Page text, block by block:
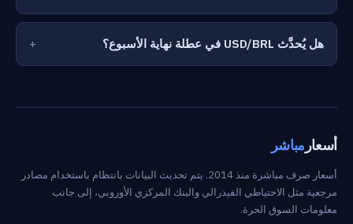
هل يُحدَّث USD/BRL في عطلة نهاية الأسبوع؟
أسعار مباشر
أسعار صرف مباشرة منذ 2014. يتم تحديث البيانات بانتظام باستخدام مصادر
مرجعية مثل الاحتياطي الفيدرالي والبنك المركزي الأوروبي، إلى جانب
معلومات السوق الحرة.